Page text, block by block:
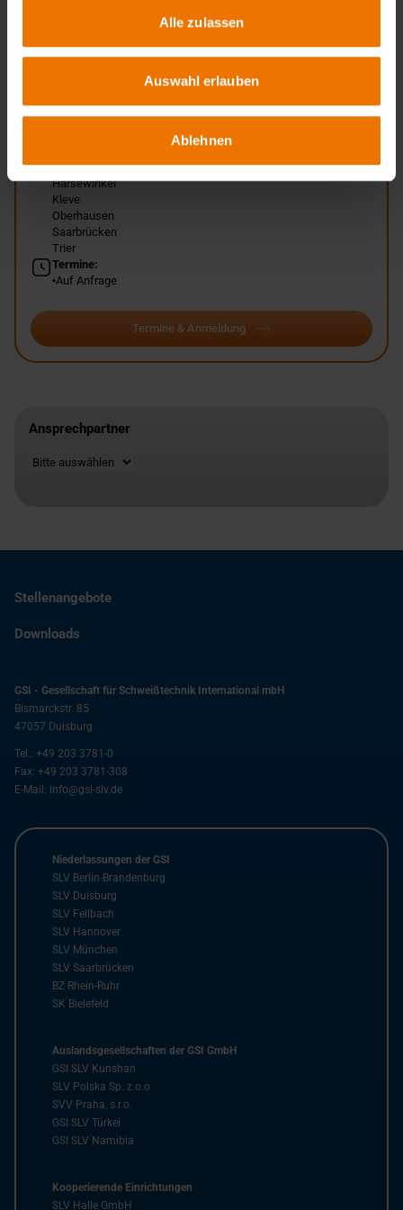
Alle zulassen
Auswahl erlauben
Ablehnen
Unterrichtsform:
in Tagesform
Essen
Harsewinkel
Kleve
Oberhausen
Saarbrücken
Trier
Termine:
Auf Anfrage
Termine & Anmeldung
Ansprechpartner
Standort
Stellenangebote
Downloads
GSI - Gesellschaft für Schweißtechnik International mbH
Bismarckstr. 85
47057 Duisburg
Tel.: +49 203 3781-0
Fax: +49 203 3781-308
E-Mail: info@gsi-slv.de
Niederlassungen der GSI
SLV Berlin-Brandenburg
SLV Duisburg
SLV Fellbach
SLV Hannover
SLV München
SLV Saarbrücken
BZ Rhein-Ruhr
SK Bielefeld
Auslandsgesellschaften der GSI GmbH
GSI SLV Kunshan
SLV Polska Sp. z.o.o
SVV Praha, s.r.o.
GSI SLV Türkei
GSI SLV Namibia
Kooperierende Einrichtungen
SLV Halle GmbH